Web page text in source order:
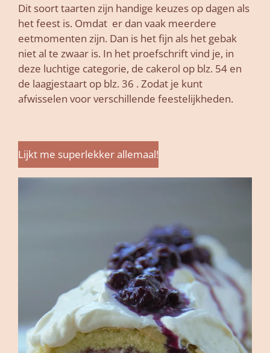
Dit soort taarten zijn handige keuzes op dagen als
het feest is. Omdat er dan vaak meerdere
eetmomenten zijn. Dan is het fijn als het gebak
niet al te zwaar is. In het proefschrift vind je, in
deze luchtige categorie, de cakerol op blz. 54 en
de laagjestaart op blz. 36 . Zodat je kunt
afwisselen voor verschillende feestelijkheden.
Lijkt me superlekker allemaal!